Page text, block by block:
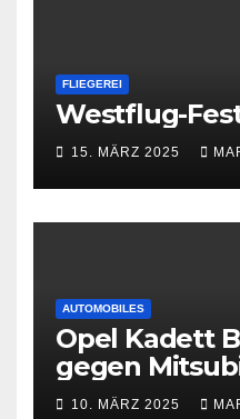
FLIEGEREI
Westflug-
15. MÄRZ 2025
AUTOMOBILES
Opel Kadett
gegen
and Furious
10. MÄRZ 2025